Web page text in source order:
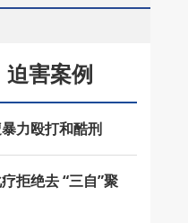
迫害案例
力殴打和酷刑
拒绝去 “三自”聚